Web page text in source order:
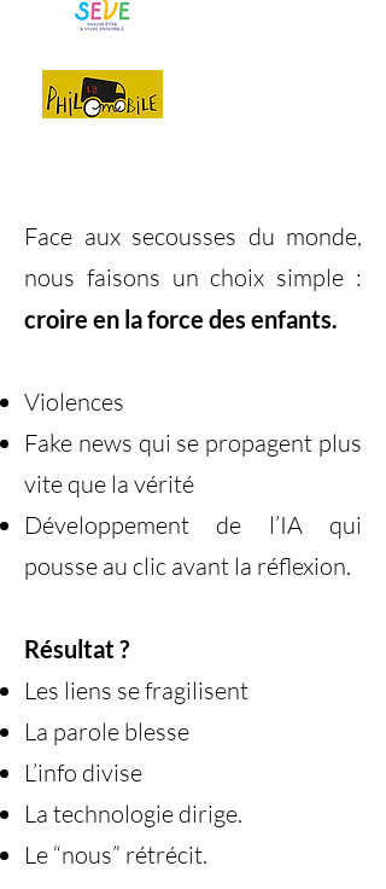
Face aux secousses du monde,
nous faisons un choix simple :
croire en la force des enfants.
Violences
Fake news qui se propagent plus
vite que la vérité
Développement de l’IA qui
pousse au clic avant la réflexion.
Résultat ?
Les liens se fragilisent
La parole blesse
L’info divise
La technologie dirige.
Le “nous” rétrécit.